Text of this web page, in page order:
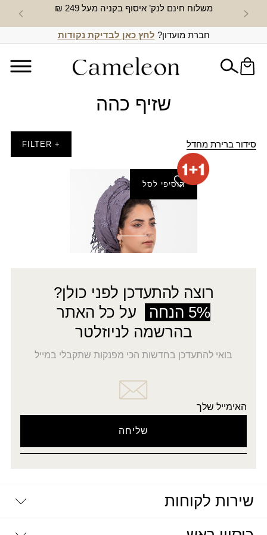
משלוח חינם לנק’ איסוף בקניה מעל 249 ₪ חדש
חברת מועדון? לחץ כאן לבדיקת נקודות
שזיף כהה
סידור ברירת מחדל + FILTER
הוסיפי לסל
מטפחת אשכול
₪170.00
רוצה להתעדכן לפני כולן?
5% הנחה
על כל האתר
בהרשמה לניוזלטר
בואי להתעדכן בחדשות הכי מפנקות שתקבלי במייל
האימייל שלך
שירות לקוחות